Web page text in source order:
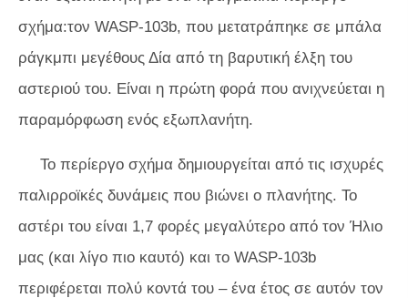
σχήμα:τον WASP-103b, που μετατράπηκε σε μπάλα
ράγκμπι μεγέθους Δία από τη βαρυτική έλξη του
αστεριού του. Είναι η πρώτη φορά που ανιχνεύεται η
παραμόρφωση ενός εξωπλανήτη.
Το περίεργο σχήμα δημιουργείται από τις ισχυρές
παλιρροϊκές δυνάμεις που βιώνει ο πλανήτης. Το
αστέρι του είναι 1,7 φορές μεγαλύτερο από τον Ήλιο
μας (και λίγο πιο καυτό) και το WASP-103b
περιφέρεται πολύ κοντά του – ένα έτος σε αυτόν τον